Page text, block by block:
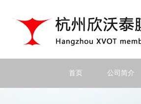
首页 公司简介